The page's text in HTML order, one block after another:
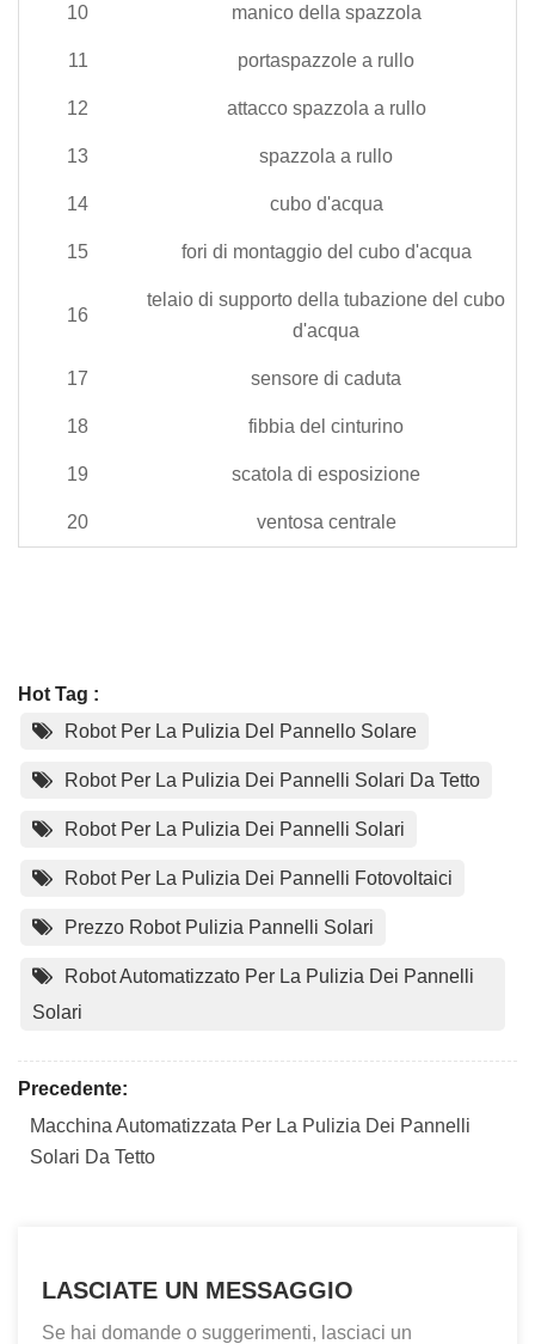
10 manico della spazzola
11 portaspazzole a rullo
12 attacco spazzola a rullo
13 spazzola a rullo
14 cubo d'acqua
15 fori di montaggio del cubo d'acqua
16
telaio di supporto della tubazione del cubo
d'acqua
17 sensore di caduta
18 fibbia del cinturino
19 scatola di esposizione
20 ventosa centrale
Hot Tag :
Robot Per La Pulizia Del Pannello Solare
Robot Per La Pulizia Dei Pannelli Solari Da Tetto
Robot Per La Pulizia Dei Pannelli Solari
Robot Per La Pulizia Dei Pannelli Fotovoltaici
Prezzo Robot Pulizia Pannelli Solari
Robot Automatizzato Per La Pulizia Dei Pannelli
Solari
Precedente:
Macchina Automatizzata Per La Pulizia Dei Pannelli
Solari Da Tetto
LASCIATE UN MESSAGGIO
Se hai domande o suggerimenti, lasciaci un